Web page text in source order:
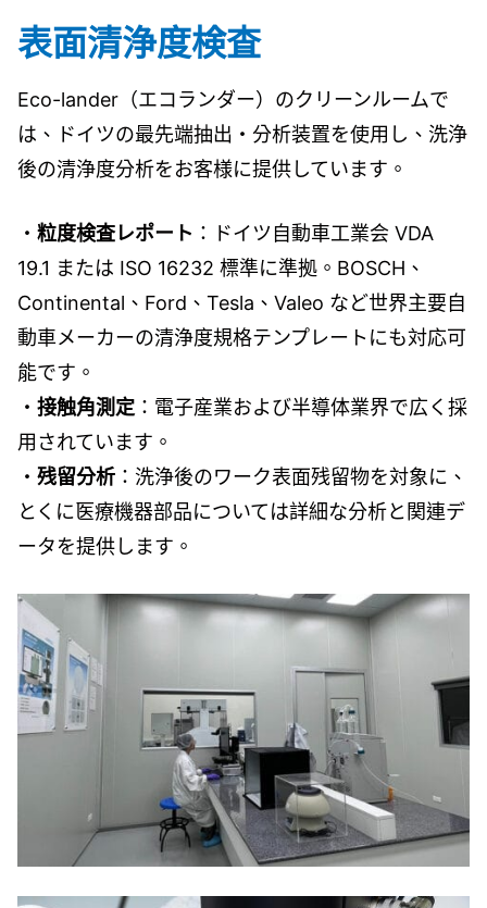
表面清浄度検査
Eco-lander（エコランダー）のクリーンルームで
は、ドイツの最先端抽出・分析装置を使用し、洗浄
後の清浄度分析をお客様に提供しています。
・ 粒度検査レポート ：ドイツ自動車工業会 VDA
19.1 または ISO 16232 標準に準拠。BOSCH、
Continental、Ford、Tesla、Valeo など世界主要自
動車メーカーの清浄度規格テンプレートにも対応可
能です。
・ 接触角測定 ：電子産業および半導体業界で広く採
用されています。
・ 残留分析 ：洗浄後のワーク表面残留物を対象に、
とくに医療機器部品については詳細な分析と関連デ
ータを提供します。